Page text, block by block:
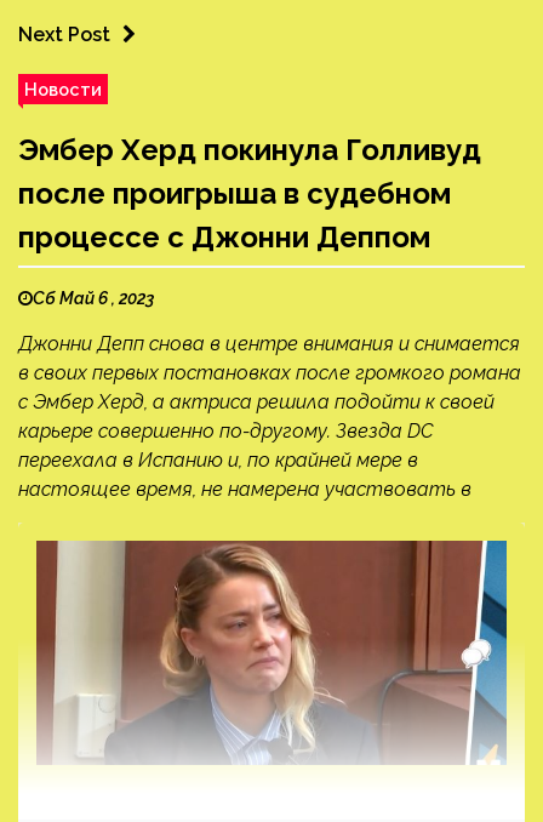
Next Post
Новости
Эмбер Херд покинула Голливуд
после проигрыша в судебном
процессе с Джонни Деппом
Сб Май 6 , 2023
Джонни Депп снова в центре внимания и снимается
в своих первых постановках после громкого романа
с Эмбер Херд, а актриса решила подойти к своей
карьере совершенно по-другому. Звезда DC
переехала в Испанию и, по крайней мере в
настоящее время, не намерена участвовать в